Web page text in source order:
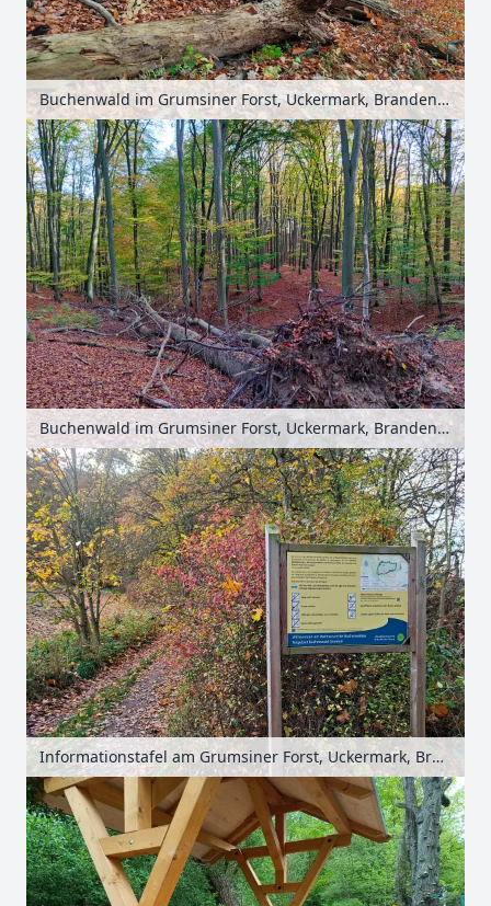
Buchenwald im Grumsiner Forst, Uckermark, Brandenburg, Deutschland
Buchenwald im Grumsiner Forst, Uckermark, Brandenburg, Deutschland
Informationstafel am Grumsiner Forst, Uckermark, Brandenburg, Deutschland